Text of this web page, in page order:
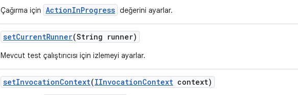
Çağırma için ActionInProgress değerini ayarlar.
setCurrentRunner(String runner)
Mevcut test çalıştırıcısı için izlemeyi ayarlar.
setInvocationContext(IInvocationContext context)